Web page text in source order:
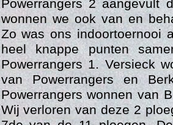
Powerrangers 2 aangevult
wonnen we ook van en
Zo was ons indoortoernooi
heel knappe punten
Powerrangers 1. Versieck
van Powerrangers en
Powerrangers wonnen van
Wij verloren van deze 2